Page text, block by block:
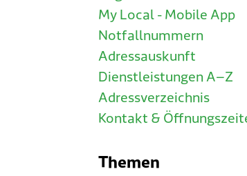
My Local - Mobile App
Notfallnummern
Adressauskunft
Dienstleistungen A–Z
Adressverzeichnis
Kontakt &
Themen